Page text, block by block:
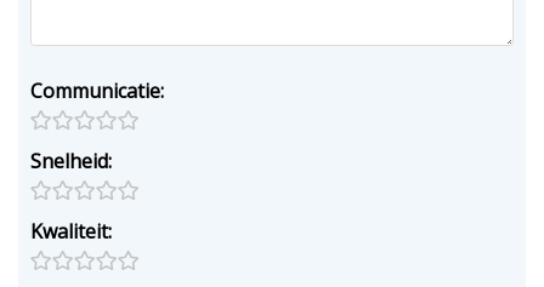
Communicatie:
Snelheid:
Kwaliteit: